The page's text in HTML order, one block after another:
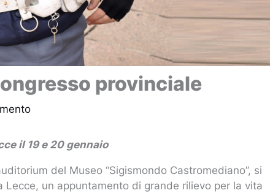
provinciale
il 19 e 20 gennaio
del Museo “Sigismondo Castromediano”, si
Lecce, un appuntamento di grande rilievo per la vita